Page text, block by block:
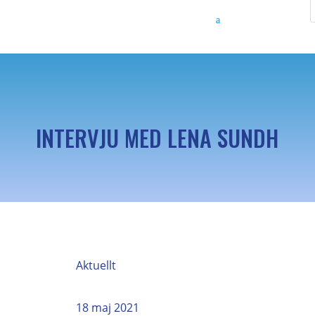
INTERVJU MED LENA SUNDH
Aktuellt
18 maj 2021